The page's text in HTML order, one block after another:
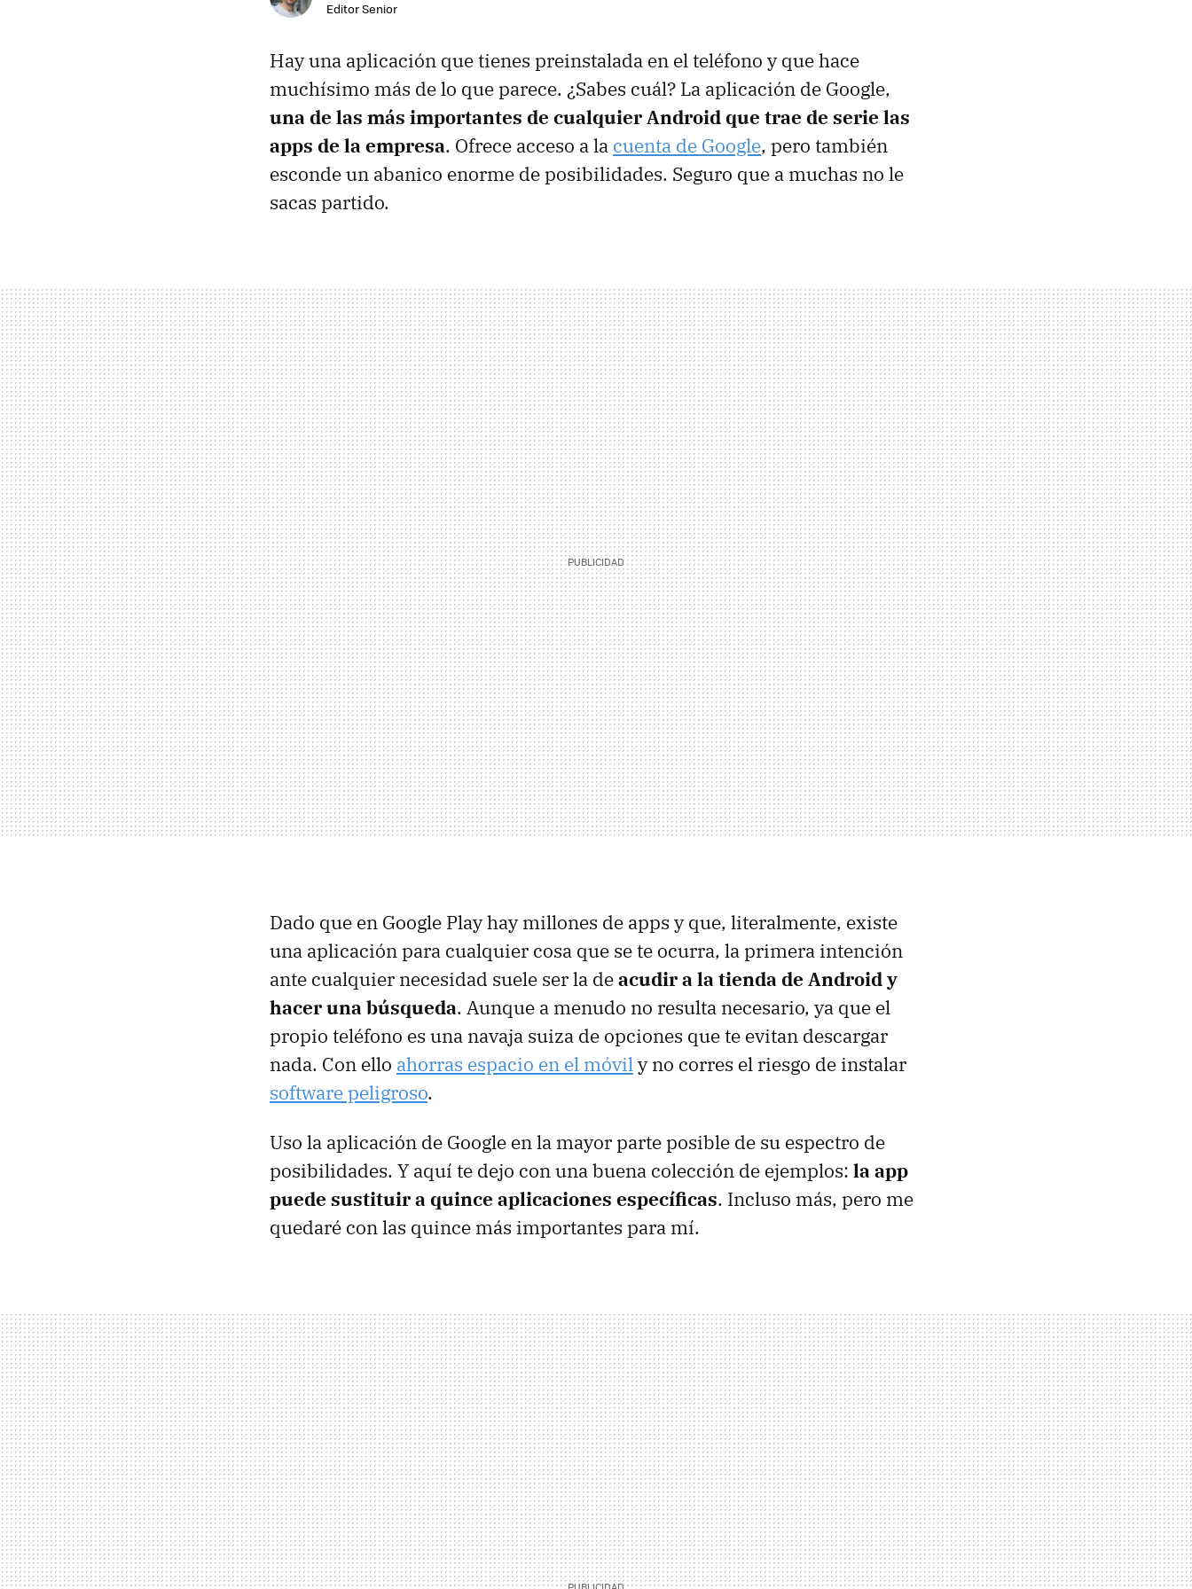
Editor Senior
Hay una aplicación que tienes preinstalada en el teléfono y que hace
muchísimo más de lo que parece. ¿Sabes cuál? La aplicación de Google,
una de las más importantes de cualquier Android que trae de serie las
apps de la empresa. Ofrece acceso a la cuenta de Google, pero también
esconde un abanico enorme de posibilidades. Seguro que a muchas no le
sacas partido.
Dado que en Google Play hay millones de apps y que, literalmente, existe
una aplicación para cualquier cosa que se te ocurra, la primera intención
ante cualquier necesidad suele ser la deacudir a la tienda de Android y
hacer una búsqueda. Aunque a menudo no resulta necesario, ya que el
propio teléfono es una navaja suiza de opciones que te evitan descargar
nada. Con ello ahorras espacio en el móvily no corres el riesgo de instalar
software peligroso.
Uso la aplicación de Google en la mayor parte posible de su espectro de
posibilidades. Y aquí te dejo con una buena colección de ejemplos: la app
puede sustituir a quince aplicaciones específicas. Incluso más, pero me
quedaré con las quince más importantes para mí.